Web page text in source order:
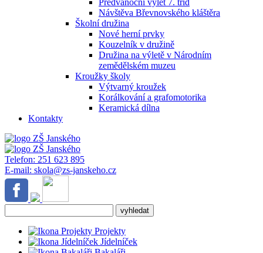
Předvánoční výlet 7. tříd
Návštěva Břevnovského kláštěra
Školní družina
Nové herní prvky
Kouzelník v družině
Družina na výletě v Národním
zemědělském muzeu
Kroužky školy
Výtvarný kroužek
Korálkování a grafomotorika
Keramická dílna
Kontakty
Telefon: 251 623 895
E-mail: skola@zs-janskeho.cz
Projekty
Jídelníček